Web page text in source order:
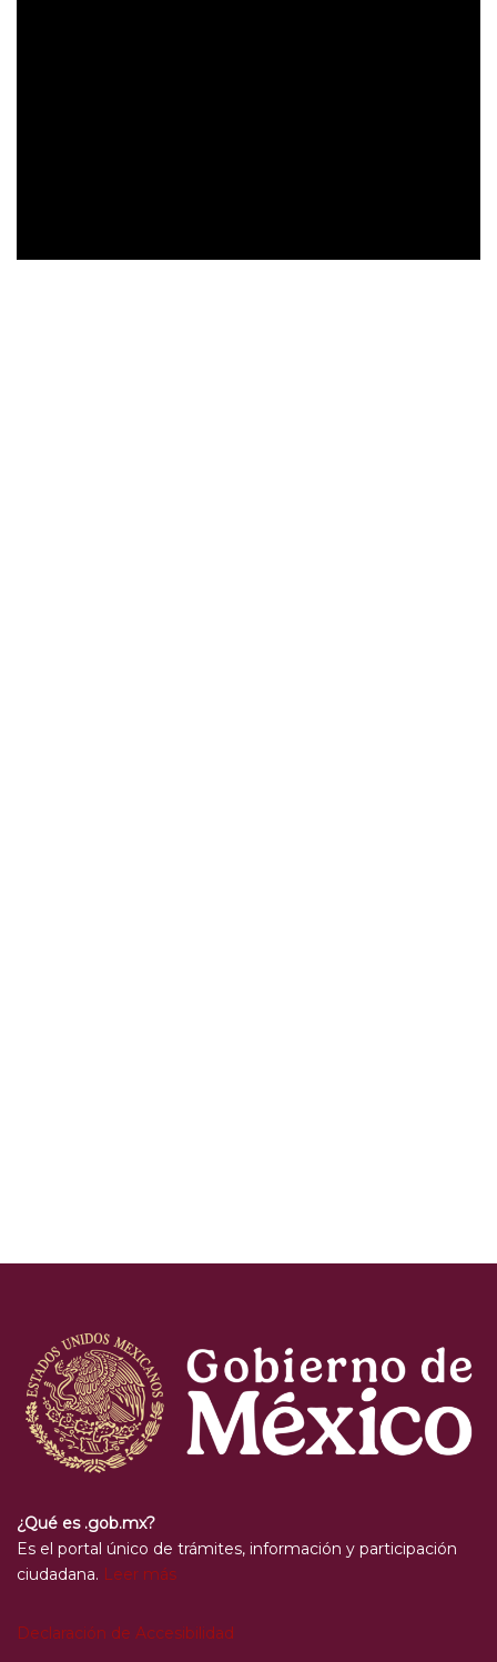
¿Qué es .gob.mx?
Es el portal único de trámites, información y participación
ciudadana. Leer más
Declaración de Accesibilidad